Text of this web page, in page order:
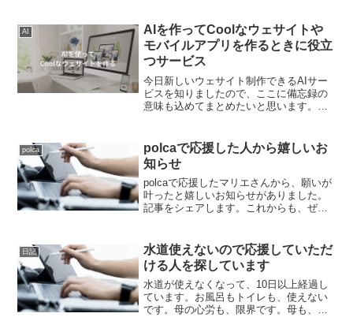
ても、どこでも絵を描くこ...
AI
AIを作ってCoolなウェサイトや
モバイルアプリを作るときに役立
つサービス
今日新しいウェサイト制作できるAIサー
ビスを知りましたので、ここに備忘録の
意味も込めてまとめたいと思います。
ンも作ることができます。ログインした
画面です。プロン...
polca
polcaで応援した人から嬉しいお
知らせ
polcaで応援したマリエさんから、願いが
叶ったと嬉しいお知らせがありました。
記事をシェアします。これからも、ぜ
日記
水道使えないので応援していただ
ける人を探しています
水道が使えなくなって、10日以上経過し
ています。お風呂もトイレも、使えない
です。母の心労も、限界です。母も、お